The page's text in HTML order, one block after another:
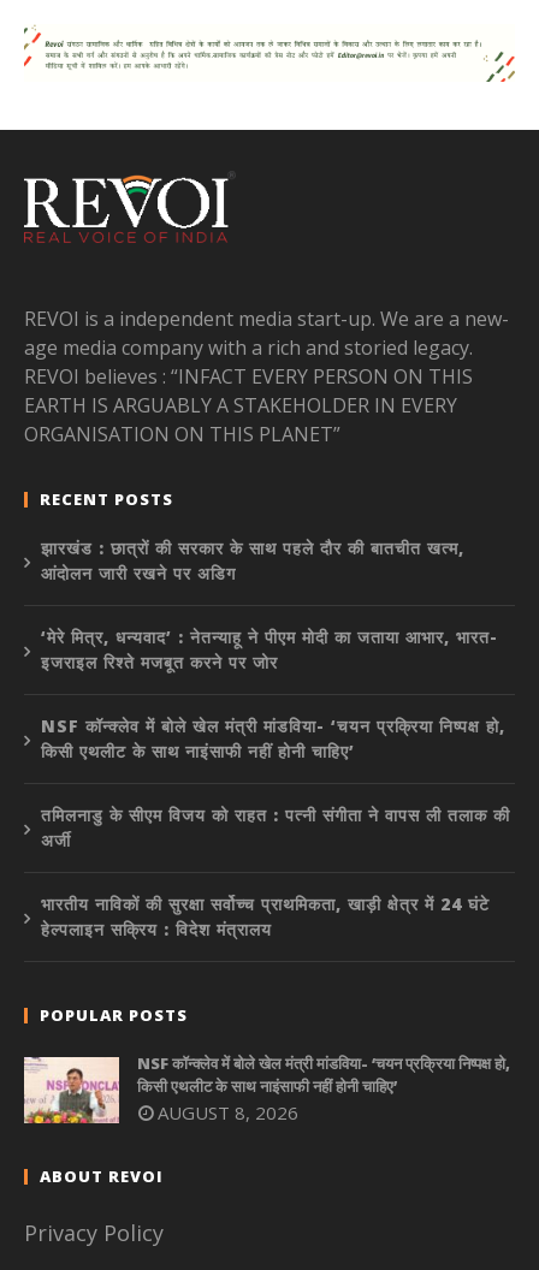
REVOI is a independent media start-up. We are a new-
age media company with a rich and storied legacy.
REVOI believes : “INFACT EVERY PERSON ON THIS
EARTH IS ARGUABLY A STAKEHOLDER IN EVERY
ORGANISATION ON THIS PLANET”
RECENT POSTS
झारखंड : छात्रों की सरकार के साथ पहले दौर की बातचीत खत्म,
आंदोलन जारी रखने पर अडिग
‘मेरे मित्र, धन्यवाद’ : नेतन्याहू ने पीएम मोदी का जताया आभार, भारत-
इजराइल रिश्ते मजबूत करने पर जोर
NSF कॉन्क्लेव में बोले खेल मंत्री मांडविया- ‘चयन प्रक्रिया निष्पक्ष हो,
किसी एथलीट के साथ नाइंसाफी नहीं होनी चाहिए’
तमिलनाडु के सीएम विजय को राहत : पत्नी संगीता ने वापस ली तलाक की
अर्जी
भारतीय नाविकों की सुरक्षा सर्वोच्च प्राथमिकता, खाड़ी क्षेत्र में 24 घंटे
हेल्पलाइन सक्रिय : विदेश मंत्रालय
POPULAR POSTS
NSF कॉन्क्लेव में बोले खेल मंत्री मांडविया- ‘चयन प्रक्रिया निष्पक्ष हो,
किसी एथलीट के साथ नाइंसाफी नहीं होनी चाहिए’
AUGUST 8, 2026
ABOUT REVOI
Privacy Policy